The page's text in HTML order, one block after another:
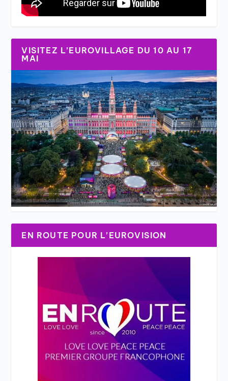
VISITEZ L’EUROVILLAGE DU 10 AU 17
MAI
EN ROUTE POUR L’EUROVISION